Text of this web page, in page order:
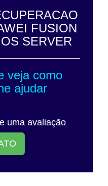
FUSION
SERVER
veja como
ajudar
uma avaliação